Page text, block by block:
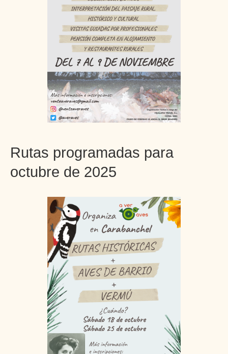
Rutas programadas para
octubre de 2025